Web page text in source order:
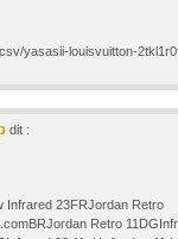
yasasii-louisvuitton-
dit :
Infrared 23FRJordan Retro
Retro